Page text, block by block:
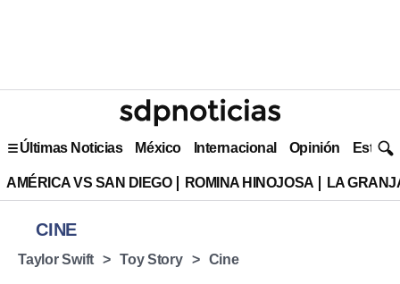
Últimas Noticias México Internacional Opinión Estilo
AMÉRICA VS SAN DIEGO ROMINA HINOJOSA LA
CINE
Taylor Swift Toy Story Cine